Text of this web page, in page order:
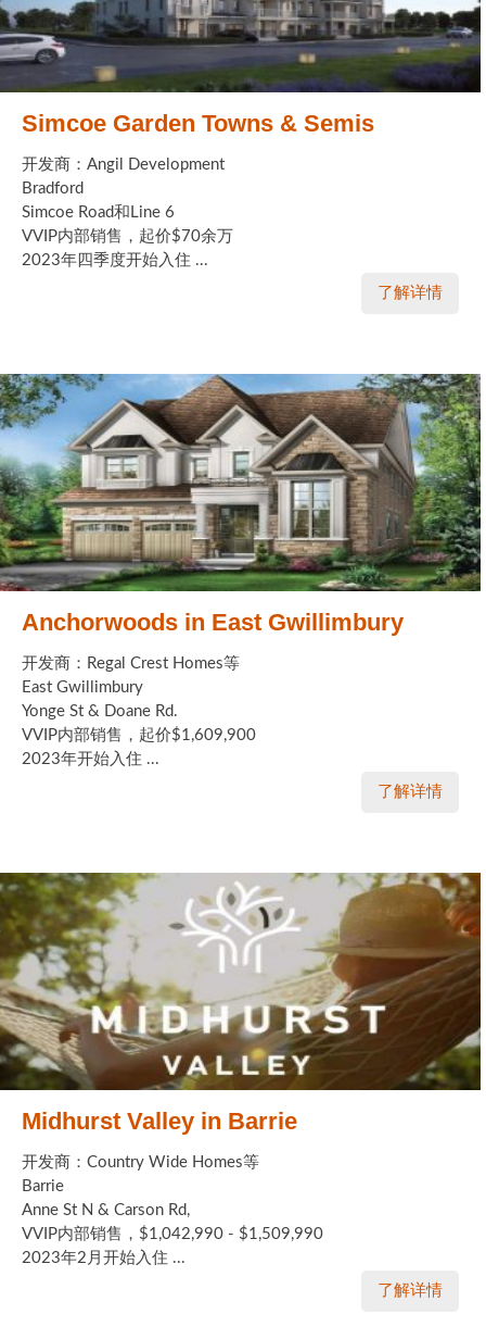
Simcoe Garden Towns & Semis
开发商：Angil Development
Bradford
Simcoe Road和Line 6
VVIP内部销售，起价$70余万
2023年四季度开始入住 ...
了解详情
Anchorwoods in East Gwillimbury
开发商：Regal Crest Homes等
East Gwillimbury
Yonge St & Doane Rd.
VVIP内部销售，起价$1,609,900
2023年开始入住 ...
了解详情
Midhurst Valley in Barrie
开发商：Country Wide Homes等
Barrie
Anne St N & Carson Rd,
VVIP内部销售，$1,042,990 - $1,509,990
2023年2月开始入住 ...
了解详情